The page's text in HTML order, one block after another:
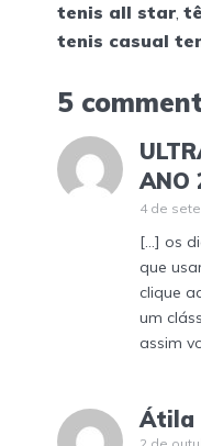
tenis all star,
tenis casual
5
ANO
4 de
[…] os
que
clique
um
assim
Átila